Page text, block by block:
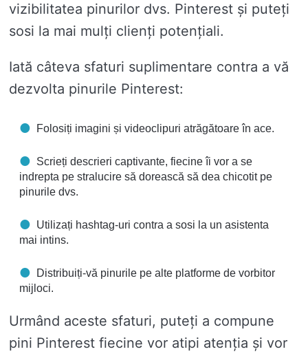
vizibilitatea pinurilor dvs. Pinterest și puteți
sosi la mai mulți clienți potențiali.
Iată câteva sfaturi suplimentare contra a vă
dezvolta pinurile Pinterest:
Folosiți imagini și videoclipuri atrăgătoare în ace.
Scrieți descrieri captivante, fiecine îi vor a se
indrepta pe stralucire să dorească să dea chicotit pe
pinurile dvs.
Utilizați hashtag-uri contra a sosi la un asistenta
mai intins.
Distribuiți-vă pinurile pe alte platforme de vorbitor
mijloci.
Urmând aceste sfaturi, puteți a compune
pini Pinterest fiecine vor atipi atenția și vor